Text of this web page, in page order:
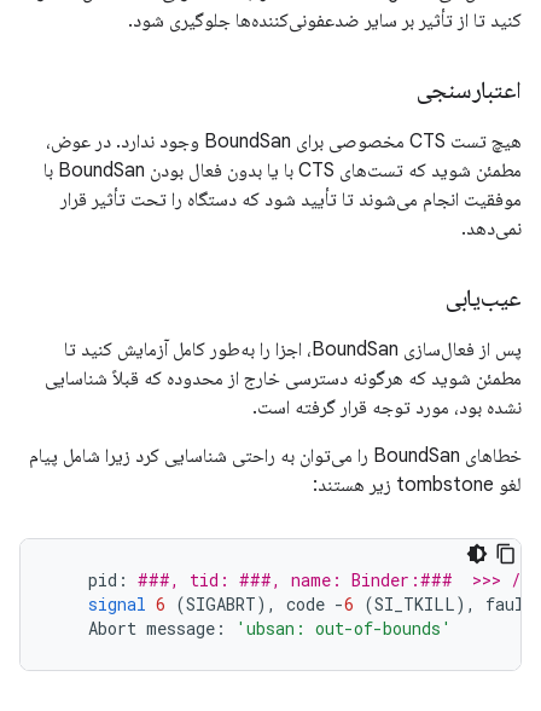
کنید تا از تأثیر بر سایر ضدعفونی‌کننده‌ها جلوگیری شود.
اعتبارسنجی
هیچ تست CTS مخصوصی برای BoundSan وجود ندارد. در عوض،
مطمئن شوید که تست‌های CTS با یا بدون فعال بودن BoundSan با
موفقیت انجام می‌شوند تا تأیید شود که دستگاه را تحت تأثیر قرار
نمی‌دهد.
عیب‌یابی
پس از فعال‌سازی BoundSan، اجزا را به‌طور کامل آزمایش کنید تا
مطمئن شوید که هرگونه دسترسی خارج از محدوده که قبلاً شناسایی
نشده بود، مورد توجه قرار گرفته است.
خطاهای BoundSan را می‌توان به راحتی شناسایی کرد زیرا شامل پیام
لغو tombstone زیر هستند:
pid : ###, tid: ###, name: Binder:###  >>> /
signal 6 (SIGABRT), code -6 (SI_TKILL),
fault
Abort message : 'ubsan: out-of-bounds'